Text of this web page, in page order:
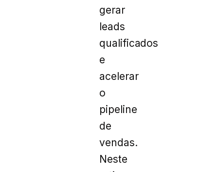
gerar
leads
qualificados
e
acelerar
o
pipeline
de
vendas.
Neste